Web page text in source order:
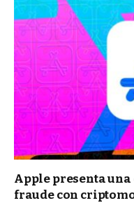
Apple presenta
fraude con